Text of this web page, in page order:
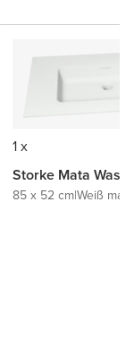
1 x
Storke Mata
85 x 52 cm|Weiß matt